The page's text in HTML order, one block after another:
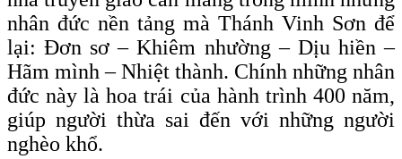
nhân đức nền tảng mà Thánh Vinh Sơn để
lại: Đơn sơ – Khiêm nhường – Dịu hiền –
Hãm mình – Nhiệt thành. Chính những nhân
đức này là hoa trái của hành trình 400 năm,
giúp người thừa sai đến với những người
nghèo khổ.